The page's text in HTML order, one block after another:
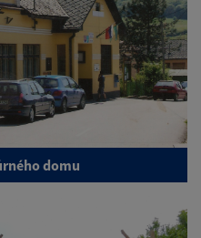
domu